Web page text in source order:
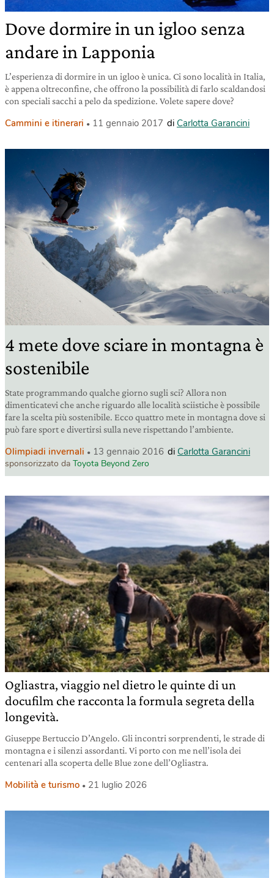
Dove dormire in un igloo senza
andare in Lapponia
L’esperienza di dormire in un igloo è unica. Ci sono località in Italia,
è appena oltreconfine, che offrono la possibilità di farlo scaldandosi
con speciali sacchi a pelo da spedizione. Volete sapere dove?
Cammini e itinerari 11 gennaio 2017 di Carlotta Garancini
4 mete dove sciare in montagna è
sostenibile
State programmando qualche giorno sugli sci? Allora non
dimenticatevi che anche riguardo alle località sciistiche è possibile
fare la scelta più sostenibile. Ecco quattro mete in montagna dove si
può fare sport e divertirsi sulla neve rispettando l’ambiente.
Olimpiadi invernali 13 gennaio 2016 di Carlotta Garancini
sponsorizzato da Toyota Beyond Zero
Ogliastra, viaggio nel dietro le quinte di un
docufilm che racconta la formula segreta della
longevità.
Giuseppe Bertuccio D’Angelo. Gli incontri sorprendenti, le strade di
montagna e i silenzi assordanti. Vi porto con me nell’isola dei
centenari alla scoperta delle Blue zone dell’Ogliastra.
Mobilità e turismo 21 luglio 2026